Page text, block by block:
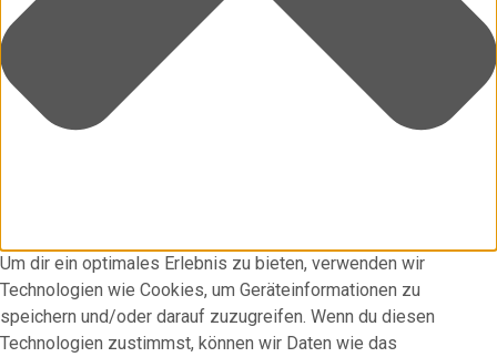
Um dir ein optimales Erlebnis zu bieten, verwenden wir
Technologien wie Cookies, um Geräteinformationen zu
speichern und/oder darauf zuzugreifen. Wenn du diesen
Technologien zustimmst, können wir Daten wie das